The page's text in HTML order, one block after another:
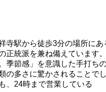
寺駅から徒歩3分の場所に
正統派を兼ね備えています
季節感」を意識した手打ち
の多さに驚かされることで
、24時まで営業している